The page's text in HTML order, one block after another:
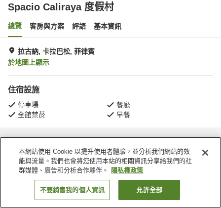
Spacio Caliraya 度假村
總覽 客房與方案 評語 基本資訊
拉古納, 卡拉巴松, 菲律賓
於地圖上顯示
住宿設施
停車場
餐廳
全館禁菸
早餐
首頁 菲律賓 卡拉巴松 拉古納 Spacio Caliraya 度假村
找客房
本網站使用 Cookie 以提升使用者體驗，並分析我們網站的效
能與流量。我們也會將您使用本站的相關資訊分享給我們的社
群媒體、廣告和分析合作夥伴。
隱私權政策
不要銷售我的個人資訊 允許全部